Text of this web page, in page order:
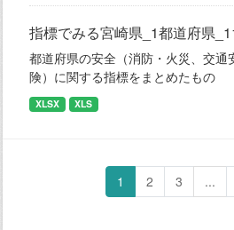
指標でみる宮崎県_1都道府県
都道府県の安全（消防・火災、交通
険）に関する指標をまとめたもの
XLSX XLS
1 2 3 ...